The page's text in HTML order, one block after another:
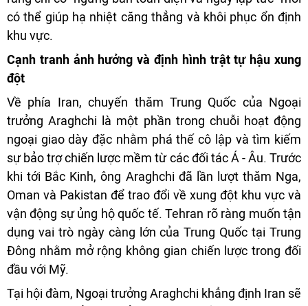
có thể giúp hạ nhiệt căng thẳng và khôi phục ổn định
khu vực.
Cạnh tranh ảnh hưởng và định hình trật tự hậu xung
đột
Về phía Iran, chuyến thăm Trung Quốc của Ngoại
trưởng Araghchi là một phần trong chuỗi hoạt động
ngoại giao dày đặc nhằm phá thế cô lập và tìm kiếm
sự bảo trợ chiến lược mềm từ các đối tác Á - Âu. Trước
khi tới Bắc Kinh, ông Araghchi đã lần lượt thăm Nga,
Oman và Pakistan để trao đổi về xung đột khu vực và
vận động sự ủng hộ quốc tế. Tehran rõ ràng muốn tận
dụng vai trò ngày càng lớn của Trung Quốc tại Trung
Đông nhằm mở rộng không gian chiến lược trong đối
đầu với Mỹ.
Tại hội đàm, Ngoại trưởng Araghchi khẳng định Iran sẽ